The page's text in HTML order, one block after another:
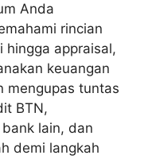
Anda
rincian
hingga appraisal,
keuangan
mengupas tuntas
BTN,
lain, dan
demi langkah